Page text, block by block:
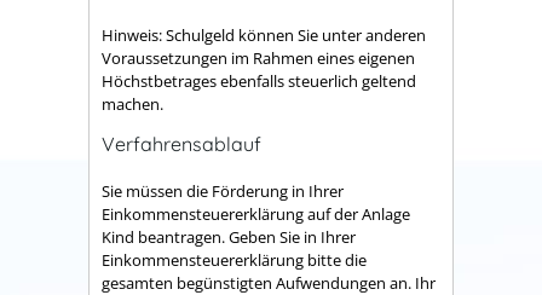
Hinweis: Schulgeld können Sie unter anderen
Voraussetzungen im Rahmen eines eigenen
Höchstbetrages ebenfalls steuerlich geltend
machen.
Verfahrensablauf
Sie müssen die Förderung in Ihrer
Einkommensteuererklärung auf der Anlage
Kind beantragen. Geben Sie in Ihrer
Einkommensteuererklärung bitte die
gesamten begünstigten Aufwendungen an. Ihr